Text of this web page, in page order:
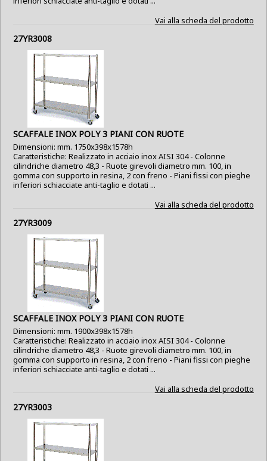
Vai alla scheda del prodotto
27YR3008
SCAFFALE INOX POLY 3 PIANI CON RUOTE
Dimensioni: mm. 1750x398x1578h
Caratteristiche: Realizzato in acciaio inox AISI 304 - Colonne
cilindriche diametro 48,3 - Ruote girevoli diametro mm. 100, in
gomma con supporto in resina, 2 con freno - Piani fissi con pieghe
inferiori schiacciate anti-taglio e dotati ...
Vai alla scheda del prodotto
27YR3009
SCAFFALE INOX POLY 3 PIANI CON RUOTE
Dimensioni: mm. 1900x398x1578h
Caratteristiche: Realizzato in acciaio inox AISI 304 - Colonne
cilindriche diametro 48,3 - Ruote girevoli diametro mm. 100, in
gomma con supporto in resina, 2 con freno - Piani fissi con pieghe
inferiori schiacciate anti-taglio e dotati ...
Vai alla scheda del prodotto
27YR3003